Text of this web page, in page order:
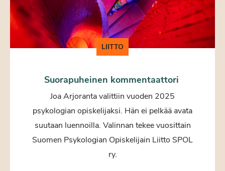
LIITTO
Suorapuheinen kommentaattori
Joa Arjoranta valittiin vuoden 2025
psykologian opiskelijaksi. Hän ei pelkää avata
suutaan luennoilla. Valinnan tekee vuosittain
Suomen Psykologian Opiskelijain Liitto SPOL
ry.